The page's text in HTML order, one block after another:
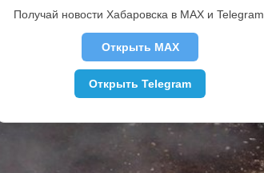
Получай новости Хабаровска в MAX и Telegram.
Открыть MAX
Открыть Telegram